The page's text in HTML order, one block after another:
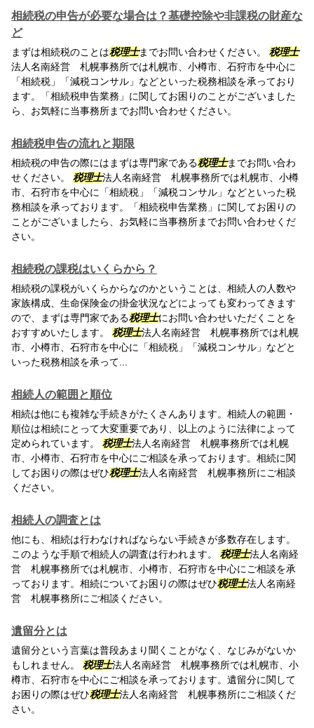
相続税の申告が必要な場合は？基礎控除や非課税の財産な
ど
まずは相続税のことは税理士までお問い合わせください。 税理士
法人名南経営 札幌事務所では札幌市、小樽市、石狩市を中心に
「相続税」「減税コンサル」などといった税務相談を承っており
ます。「相続税申告業務」に関してお困りのことがございました
ら、お気軽に当事務所までお問い合わせください。
相続税申告の流れと期限
相続税の申告の際にはまずは専門家である税理士までお問い合わ
せください。 税理士法人名南経営 札幌事務所では札幌市、小樽
市、石狩市を中心に「相続税」「減税コンサル」などといった税
務相談を承っております。「相続税申告業務」に関してお困りの
ことがございましたら、お気軽に当事務所までお問い合わせくだ
さい。
相続税の課税はいくらから？
相続税の課税がいくらからなのかということは、相続人の人数や
家族構成、生命保険金の掛金状況などによっても変わってきます
ので、まずは専門家である税理士にお問い合わせいただくことを
おすすめいたします。 税理士法人名南経営 札幌事務所では札幌
市、小樽市、石狩市を中心に「相続税」「減税コンサル」などと
いった税務相談を承って...
相続人の範囲と順位
相続は他にも複雑な手続きがたくさんあります。相続人の範囲・
順位は相続にとって大変重要であり、以上のように法律によって
定められています。 税理士法人名南経営 札幌事務所では札幌
市、小樽市、石狩市を中心にご相談を承っております。相続に関
してお困りの際はぜひ税理士法人名南経営 札幌事務所にご相談
ください。
相続人の調査とは
他にも、相続は行わなければならない手続きが多数存在します。
このような手順で相続人の調査は行われます。 税理士法人名南経
営 札幌事務所では札幌市、小樽市、石狩市を中心にご相談を承
っております。相続についてお困りの際はぜひ税理士法人名南経
営 札幌事務所にご相談ください。
遺留分とは
遺留分という言葉は普段あまり聞くことがなく、なじみがないか
もしれません。 税理士法人名南経営 札幌事務所では札幌市、小
樽市、石狩市を中心にご相談を承っております。遺留分に関して
お困りの際はぜひ税理士法人名南経営 札幌事務所にご相談くだ
さい。